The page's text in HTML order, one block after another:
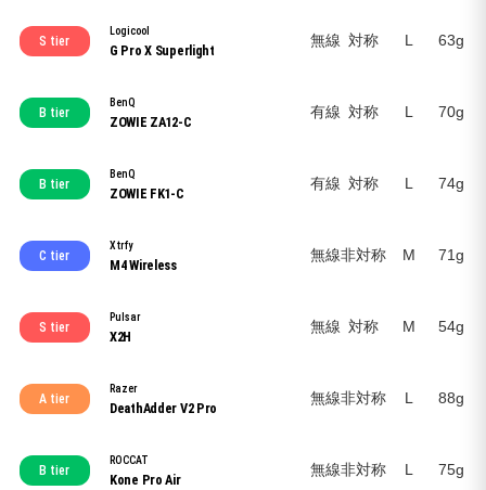
S tier
Logicool
G Pro X Superlight
無線 対称 L 63g
B tier
BenQ
ZOWIE ZA12-C
有線 対称 L 70g
B tier
BenQ
ZOWIE FK1-C
有線 対称 L 74g
C tier
Xtrfy
M4 Wireless
無線非対称 M 71g
S tier
Pulsar
X2H
無線 対称 M 54g
A tier
Razer
DeathAdder V2 Pro
無線非対称 L 88g
B tier
ROCCAT
Kone Pro Air
無線非対称 L 75g